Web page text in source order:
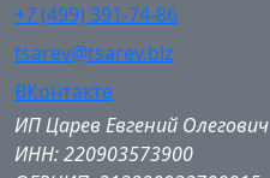
+7 (499) 391-74-86
tsarev@tsarev.biz
ВКонтакте
ИП Царев Евгений Олегович
ИНН: 220903573900